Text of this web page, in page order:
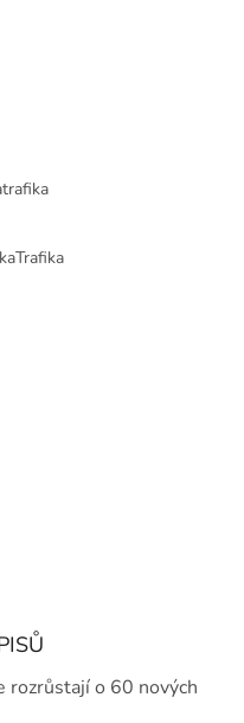
rozrůstají o 60 nových